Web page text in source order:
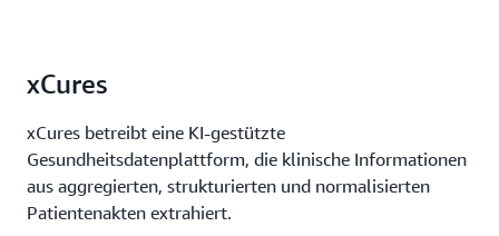
xCures
xCures betreibt eine KI-gestützte
Gesundheitsdatenplattform, die klinische Informationen
aus aggregierten, strukturierten und normalisierten
Patientenakten extrahiert.